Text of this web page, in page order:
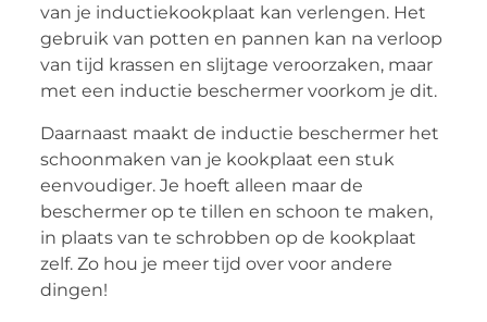
van je inductiekookplaat kan verlengen. Het
gebruik van potten en pannen kan na verloop
van tijd krassen en slijtage veroorzaken, maar
met een inductie beschermer voorkom je dit.
Daarnaast maakt de inductie beschermer het
schoonmaken van je kookplaat een stuk
eenvoudiger. Je hoeft alleen maar de
beschermer op te tillen en schoon te maken,
in plaats van te schrobben op de kookplaat
zelf. Zo hou je meer tijd over voor andere
dingen!